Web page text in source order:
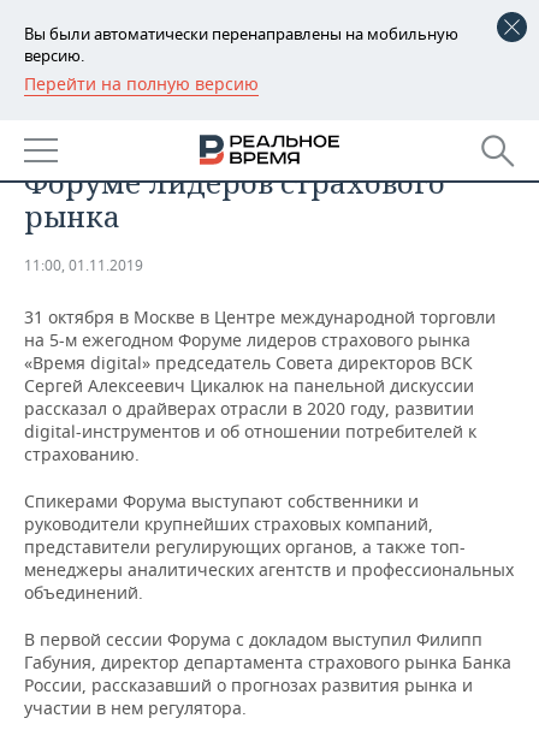
Вы были автоматически перенаправлены на мобильную
версию.
Перейти на полную версию
РЕГИОНЫ
БАШКОРТОСТАН
ТАТАРСТАН
НОВОСТИ
АНАЛИТИКА
ДЕКЛАРАЦИИ О ДОХОДАХ
КОРОЛИ ГОСЗАКАЗА ПФО
ВУЗЫ ТАТАРСТАНА
ТОРГОВЫЕ ЦЕНТРЫ
ТАТАРСТАНА
НОВОСТИ ЭКОНОМИКИ
ФИНАНСЫ
БАНКИ
ИНВЕСТИЦИИ
ПРОМЫШЛЕННОСТЬ
НОВОСТИ
ПРОМЫШЛЕННОСТИ
АГРОПРОМ
МАШИНОСТРОЕНИЕ
НЕФТЕХИМИЯ
НЕФТЬ
ОПК
ЭНЕРГЕТИКА
НЕДВИЖИМОСТЬ
НОВОСТИ НЕДВИЖИМОСТИ
АВТО
НОВОСТИ БИЗНЕСА
РОЗНИЧНАЯ ТОРГОВЛЯ
ТРАНСПОРТ
УСЛУГИ
ТЕХНОЛОГИИ
НОВОСТИ ТЕХНОЛОГИЙ
IT
МЕДИА
МЕРОПРИЯТИЯ
НОВОСТИ МЕРОПРИЯТИЙ
ВЫЕЗДНАЯ РЕДАКЦИЯ
СПОРТ
НОВОСТИ СПОРТА
ОБЩЕСТВО
Сергей Цикалюк выступил на
Форуме лидеров страхового
рынка
11:00, 01.11.2019
31 октября в Москве в Центре международной торговли
на 5-м ежегодном Форуме лидеров страхового рынка
«Время digital» председатель Совета директоров ВСК
Сергей Алексеевич Цикалюк на панельной дискуссии
рассказал о драйверах отрасли в 2020 году, развитии
digital-инструментов и об отношении потребителей к
страхованию.
Спикерами Форума выступают собственники и
руководители крупнейших страховых компаний,
представители регулирующих органов, а также топ-
менеджеры аналитических агентств и профессиональных
объединений.
В первой сессии Форума с докладом выступил Филипп
Габуния, директор департамента страхового рынка Банка
России, рассказавший о прогнозах развития рынка и
участии в нем регулятора.